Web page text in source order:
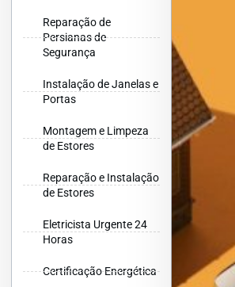
Reparação de
Persianas de
Segurança
Instalação de Janelas e
Portas
Montagem e Limpeza
de Estores
Reparação e Instalação
de Estores
Eletricista Urgente 24
Horas
Certificação Energética